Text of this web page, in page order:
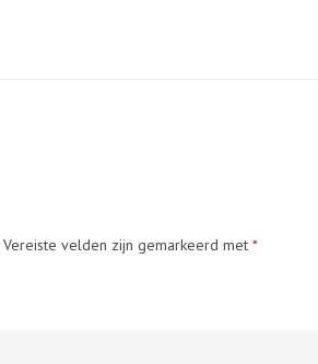
Vereiste velden zijn gemarkeerd met *